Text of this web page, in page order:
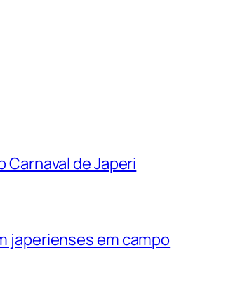
Carnaval de Japeri
japerienses em campo